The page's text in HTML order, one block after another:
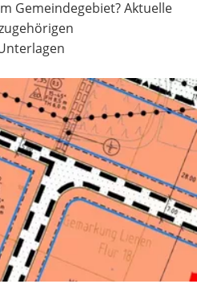
Gemeindegebiet? Aktuelle